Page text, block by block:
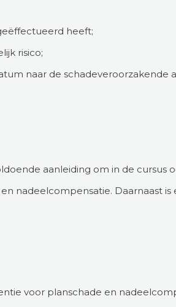
heeft;
risico;
naar de schadeveroorzakende
aanleiding om in de cursus
nadeelcompensatie. Daarnaast is
voor planschade en